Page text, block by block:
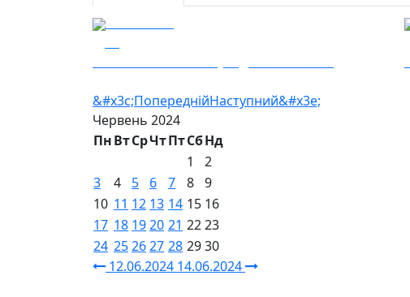
&#x3c;ПопереднійНаступний&#x3e;
Червень 2024
ПнВтСрЧтПтСбНд
1
2
3
4 5 6 7 8 9
10 11 12 13 14 15 16
17 18 1920 21 2223
24 252627 28 2930
12.06.2024 14.06.2024